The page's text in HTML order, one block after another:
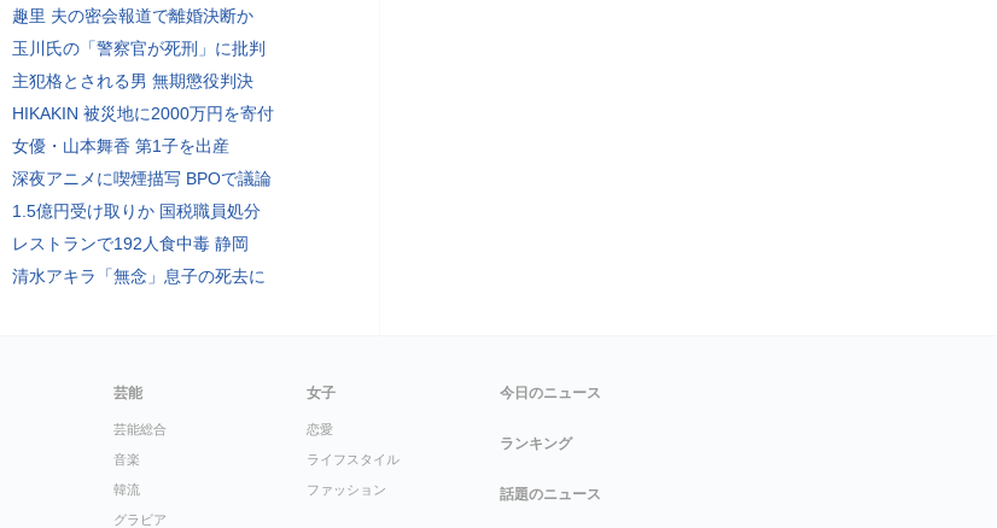
趣里 夫の密会報道で離婚決断か
玉川氏の「警察官が死刑」に批判
主犯格とされる男 無期懲役判決
HIKAKIN 被災地に2000万円を寄付
女優・山本舞香 第1子を出産
深夜アニメに喫煙描写 BPOで議論
1.5億円受け取りか 国税職員処分
レストランで192人食中毒 静岡
清水アキラ「無念」息子の死去に
芸能
芸能総合
音楽
韓流
グラビア
女子
恋愛
ライフスタイル
ファッション
今日のニュース
ランキング
話題のニュース